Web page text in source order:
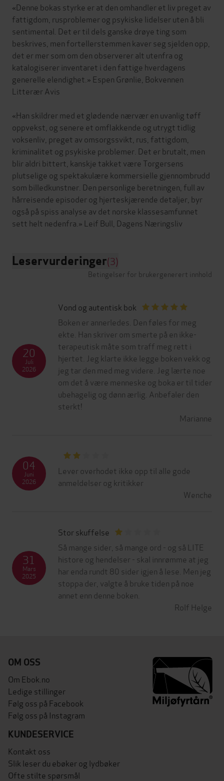
«Denne bokas styrke er at den omhandler et liv preget av
fattigdom, rusproblemer og psykiske lidelser uten å bli
sentimental. Det er til dels ganske drøye ting som
beskrives, men fortellerstemmen kaver seg sjelden opp,
det er mer som om den observerer alt utenfra og
katalogiserer inventaret i den fattige hverdagens
generelle elendighet.» Espen Grønlie, Bokvennen
Litterær Avis
«Han skildrer med et glødende nærvær en uvanlig tøff
oppvekst, og senere et omflakkende og utrygt tidlig
voksenliv, preget av omsorgssvikt, rus, fattigdom,
kriminalitet og psykiske problemer. Det er brutalt, men
blir aldri bittert, kanskje takket være Torgersens
plutselige og spektakulære kommersielle gjennombrudd
som billedkunstner. Den personlige beretningen, full av
hårreisende episoder og hjerteskjærende detaljer, byr
også på spiss analyse av det norske klassesamfunnet
Leservurderinger(3)
Betingelser for brukergenerert innhold
Vond og autentisk bok
Boken er annerledes. Den føles for meg
ekte. Han skriver om smerte på en ikke-
terapeutisk måte som traff meg rett i
hjertet. Jeg klarte ikke legge boken vekk og
jeg tar den med meg videre. Jeg lærte noe
om det å være menneske og boka er til tider
ubehagelig og dønn ærlig. Anbefaler den
sterkt!
Marianne
20
Juli
2026
Lever overhodet ikke opp til alle gode
anmeldelser og kritikker
Wenche
04
Juni
2026
Stor skuffelse
Så mange sider, så mange ord - og så LITE
histore og hendelser - skal innrømme at jeg
har enda rundt 80 sider igjen å lese. Men jeg
stoppa der, valgte å bruke tiden på noe
annet enn denne boken.
Rolf Helge
31
Mars
2025
OM OSS
Om Ebok.no
Ledige stillinger
Følg oss på Facebook
Følg oss på Instagram
KUNDESERVICE
Kontakt oss
Slik leser du ebøker og lydbøker
Ofte stilte spørsmål